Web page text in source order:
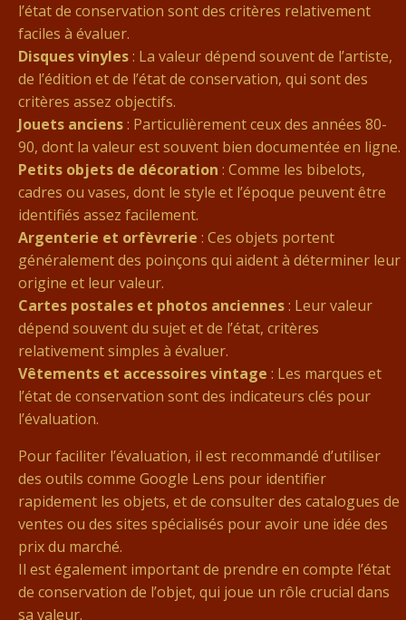
l’état de conservation sont des critères relativement
faciles à évaluer.
Disques vinyles: La valeur dépend souvent de l’artiste,
de l’édition et de l’état de conservation, qui sont des
critères assez objectifs.
Jouets anciens: Particulièrement ceux des années 80-
90, dont la valeur est souvent bien documentée en ligne.
Petits objets de décoration : Comme les bibelots,
cadres ou vases, dont le style et l’époque peuvent être
identifiés assez facilement.
Argenterie et orfèvrerie : Ces objets portent
généralement des poinçons qui aident à déterminer leur
origine et leur valeur.
Cartes postales et photos anciennes: Leur valeur
dépend souvent du sujet et de l’état, critères
relativement simples à évaluer.
Vêtements et accessoires vintage : Les marques et
l’état de conservation sont des indicateurs clés pour
l’évaluation.
Pour faciliter l’évaluation, il est recommandé d’utiliser
des outils comme Google Lens pour identifier
rapidement les objets, et de consulter des catalogues de
ventes ou des sites spécialisés pour avoir une idée des
prix du marché.
Il est également important de prendre en compte l’état
de conservation de l’objet, qui joue un rôle crucial dans
sa valeur.